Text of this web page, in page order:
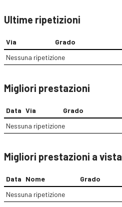
Ultime ripetizioni
Via Grado
Nessuna ripetizione
Migliori prestazioni
Data Via Grado
Nessuna ripetizione
Migliori prestazioni a vista
Data Nome Grado
Nessuna ripetizione